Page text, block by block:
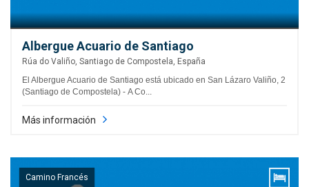
Albergue Acuario de Santiago
Rúa do Valiño, Santiago de Compostela, España
El Albergue Acuario de Santiago está ubicado en San Lázaro Valiño, 2
(Santiago de Compostela) - A Co...
Más información
Camino Francés